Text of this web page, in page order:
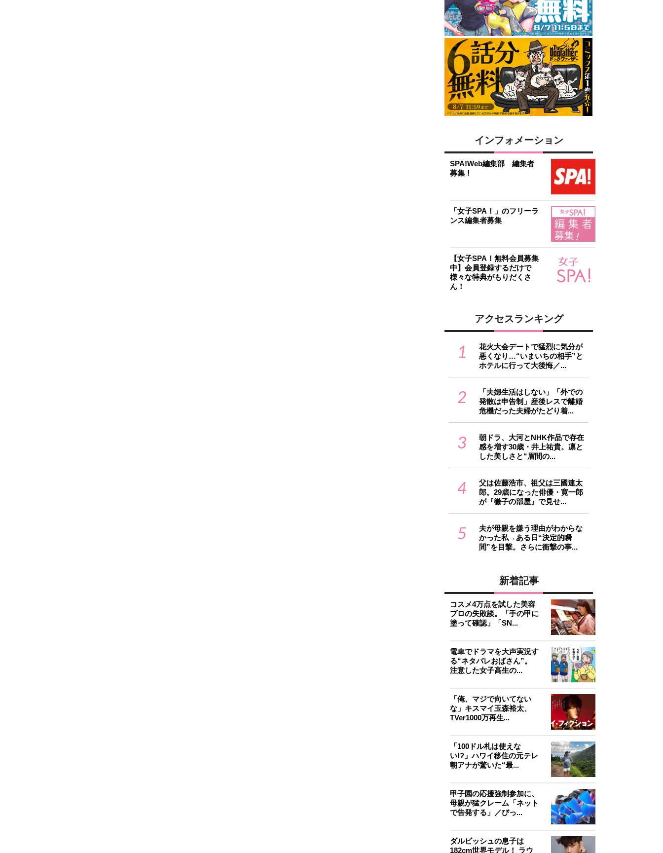
インフォメーション
SPA!Web編集部 編集者
募集！
「女子SPA！」のフリーラ
ンス編集者募集
【女子SPA！無料会員募集
中】会員登録するだけで
様々な特典がもりだくさ
ん！
アクセスランキング
1
花火大会デートで猛烈に気分が
悪くなり…“いまいちの相手”と
ホテルに行って大後悔／...
2
「夫婦生活はしない」「外での
発散は申告制」産後レスで離婚
危機だった夫婦がたどり着...
3
朝ドラ、大河とNHK作品で存在
感を増す30歳・井上祐貴。凛と
した美しさと“眉間の...
4
父は佐藤浩市、祖父は三國連太
郎。29歳になった俳優・寛一郎
が『徹子の部屋』で見せ...
5
夫が母親を嫌う理由がわからな
かった私→ある日“決定的瞬
間”を目撃。さらに衝撃の事...
新着記事
コスメ4万点を試した美容
プロの失敗談。「手の甲に
塗って確認」「SN...
電車でドラマを大声実況す
る“ネタバレおばさん”。
注意した女子高生の...
「俺、マジで向いてない
な」キスマイ玉森裕太、
TVer1000万再生...
「100ドル札は使えな
い!?」ハワイ移住の元テレ
朝アナが驚いた“最...
甲子園の応援強制参加に、
母親が猛クレーム「ネット
で告発する」／びっ...
ダルビッシュの息子は
182cm世界モデル！ ラウ